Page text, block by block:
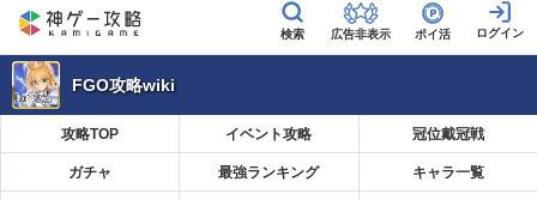
広告非表示 ポイ活
FGO攻略wiki
攻略TOP イベント攻略 冠位戴冠戦
ガチャ 最強ランキング キャラ一覧